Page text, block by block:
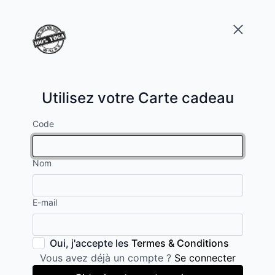
Utilisez votre Carte cadeau
Code
Nom
E-mail
Oui, j'accepte les Termes & Conditions
Vous avez déjà un compte ? Se connecter